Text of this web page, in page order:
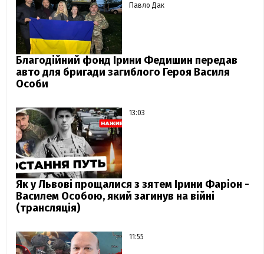
Павло Дак
Благодійний фонд Ірини Федишин передав
авто для бригади загиблого Героя Василя
Особи
13:03
Як у Львові прощалися з зятем Ірини Фаріон -
Василем Особою, який загинув на війні
(трансляція)
11:55